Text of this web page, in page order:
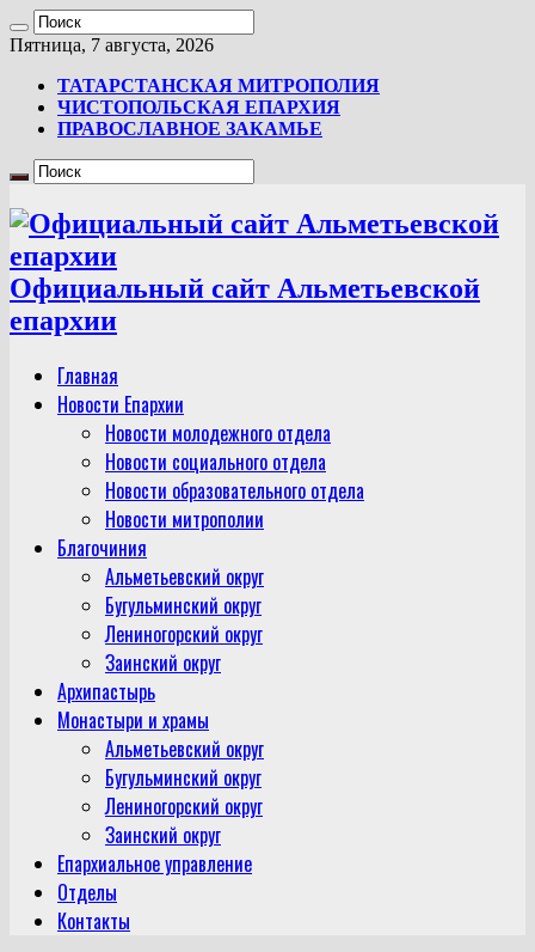
Пятница, 7 августа, 2026
ТАТАРСТАНСКАЯ МИТРОПОЛИЯ
ЧИСТОПОЛЬСКАЯ ЕПАРХИЯ
ПРАВОСЛАВНОЕ ЗАКАМЬЕ
Официальный сайт Альметьевской
епархии
Главная
Новости Епархии
Новости молодежного отдела
Новости социального отдела
Новости образовательного отдела
Новости митрополии
Благочиния
Альметьевский округ
Бугульминский округ
Лениногорский округ
Заинский округ
Архипастырь
Монастыри и храмы
Альметьевский округ
Бугульминский округ
Лениногорский округ
Заинский округ
Епархиальное управление
Отделы
Контакты